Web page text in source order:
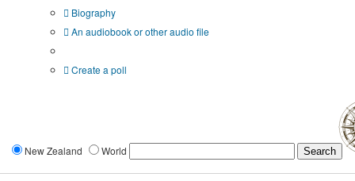
Biography
An audiobook or other audio file
Create a poll
New Zealand World